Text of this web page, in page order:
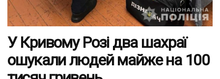
У Кривому Розі два шахраї
ошукали людей майже на 100